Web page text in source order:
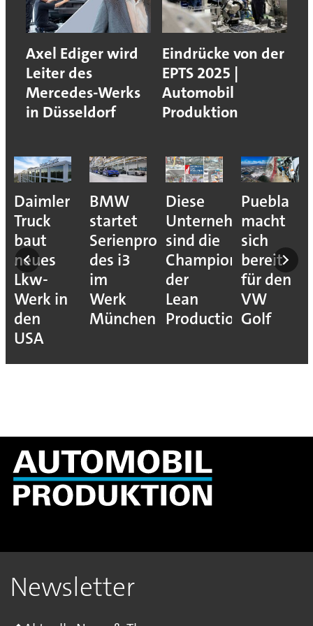
Axel Ediger wird
Leiter des
Mercedes-Werks
in Düsseldorf
Eindrücke von der
EPTS 2025 |
Automobil
Produktion
Daimler
Truck
baut
neues
Lkw-
Werk in
den
USA
BMW
startet
Serienproduktion
des i3
im
Werk
München
Diese
Unternehmen
sind die
Champions
der
Lean
Production
Puebla
macht
sich
bereit
für den
VW
Golf
Newsletter